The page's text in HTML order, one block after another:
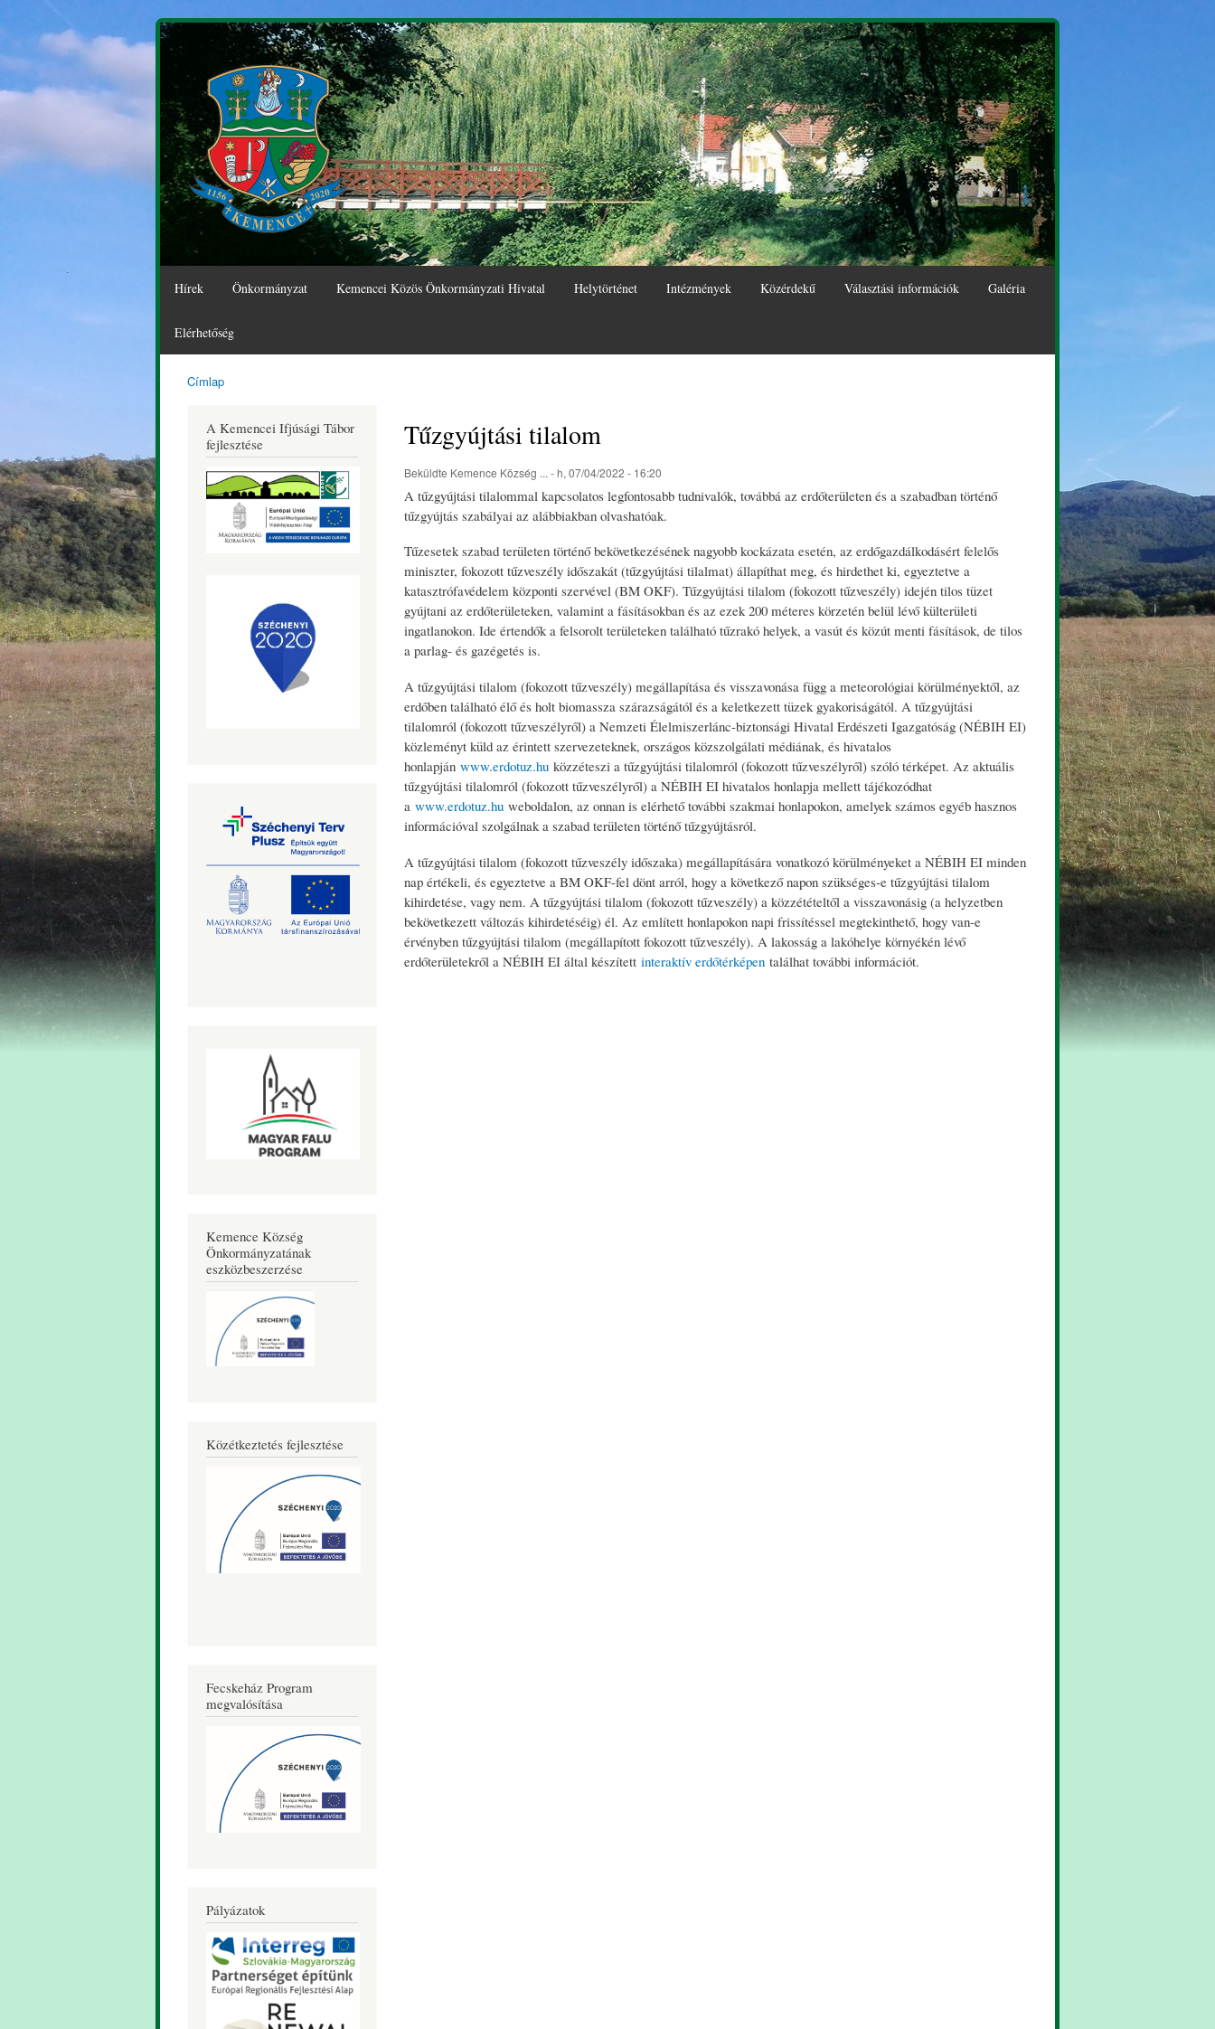
Ugrás a
tartalomra
Hírek Önkormányzat Kemencei Közös Önkormányzati Hivatal Helytörténet Intézmények Közérdekű Választási információk Galéria
Elérhetőség
Kemence
Község
Honlapja
Címlap
A Kemencei Ifjúsági Tábor
fejlesztése
Kemence Község
Önkormányzatának
eszközbeszerzése
Közétkeztetés fejlesztése
Fecskeház Program
megvalósítása
Pályázatok
Tűzgyújtási tilalom
Beküldte Kemence Község ... - h, 07/04/2022 - 16:20
A tűzgyújtási tilalommal kapcsolatos legfontosabb tudnivalók, továbbá az erdőterületen és a szabadban történő
tűzgyújtás szabályai az alábbiakban olvashatóak.
Tűzesetek szabad területen történő bekövetkezésének nagyobb kockázata esetén, az erdőgazdálkodásért felelős
miniszter, fokozott tűzveszély időszakát (tűzgyújtási tilalmat) állapíthat meg, és hirdethet ki, egyeztetve a
katasztrófavédelem központi szervével (BM OKF). Tűzgyújtási tilalom (fokozott tűzveszély) idején tilos tüzet
gyújtani az erdőterületeken, valamint a fásításokban és az ezek 200 méteres körzetén belül lévő külterületi
ingatlanokon. Ide értendők a felsorolt területeken található tűzrakó helyek, a vasút és közút menti fásítások, de tilos
a parlag- és gazégetés is.
A tűzgyújtási tilalom (fokozott tűzveszély) megállapítása és visszavonása függ a meteorológiai körülményektől, az
erdőben található élő és holt biomassza szárazságától és a keletkezett tüzek gyakoriságától. A tűzgyújtási
tilalomról (fokozott tűzveszélyről) a Nemzeti Élelmiszerlánc-biztonsági Hivatal Erdészeti Igazgatóság (NÉBIH EI)
közleményt küld az érintett szervezeteknek, országos közszolgálati médiának, és hivatalos
honlapján www.erdotuz.hu közzéteszi a tűzgyújtási tilalomról (fokozott tűzveszélyről) szóló térképet. Az aktuális
tűzgyújtási tilalomról (fokozott tűzveszélyről) a NÉBIH EI hivatalos honlapja mellett tájékozódhat
a www.erdotuz.hu weboldalon, az onnan is elérhető további szakmai honlapokon, amelyek számos egyéb hasznos
információval szolgálnak a szabad területen történő tűzgyújtásról.
A tűzgyújtási tilalom (fokozott tűzveszély időszaka) megállapítására vonatkozó körülményeket a NÉBIH EI minden
nap értékeli, és egyeztetve a BM OKF-fel dönt arról, hogy a következő napon szükséges-e tűzgyújtási tilalom
kihirdetése, vagy nem. A tűzgyújtási tilalom (fokozott tűzveszély) a közzétételtől a visszavonásig (a helyzetben
bekövetkezett változás kihirdetéséig) él. Az említett honlapokon napi frissítéssel megtekinthető, hogy van-e
érvényben tűzgyújtási tilalom (megállapított fokozott tűzveszély). A lakosság a lakóhelye környékén lévő
erdőterületekről a NÉBIH EI által készített interaktív erdőtérképen találhat további információt.